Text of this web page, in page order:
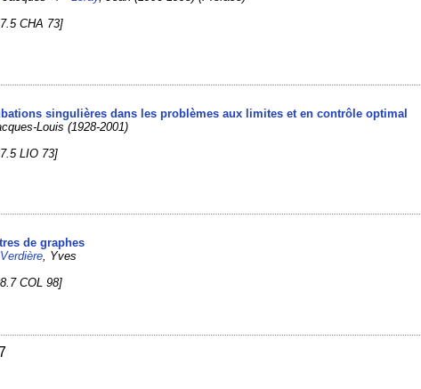
CHA 73]
singulières dans les problèmes aux limites et en contrôle optimal
Louis (1928-2001)
LIO 73]
de graphes
, Yves
COL 98]